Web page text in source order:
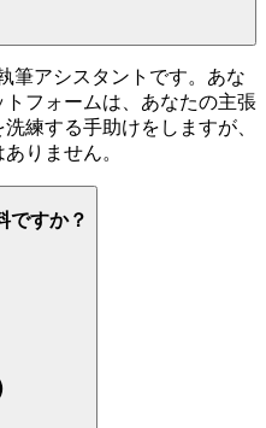
筆アシスタントです。あな
フォームは、あなたの主張
練する手助けをしますが、
りません。
ですか？